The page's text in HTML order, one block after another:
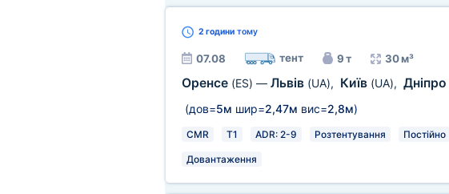
2 годинитому
07.08 тент 9 т 30 м³
Оренсе (ES) — Львів (UA), Київ (UA), Дніпро
(дов=5м шир=2,47м вис=2,8м)
CMR T1 ADR: 2-9 Розтентування Постійно
Довантаження